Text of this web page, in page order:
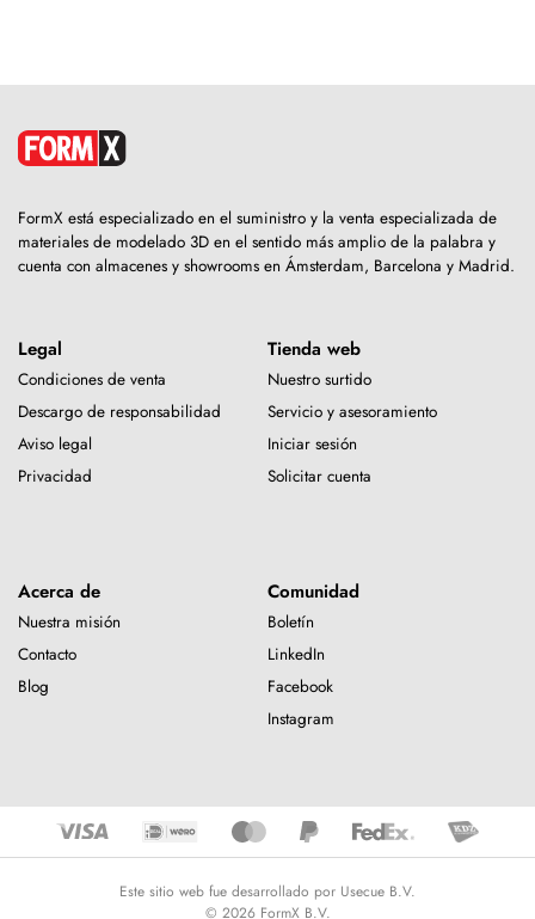
FormX está especializado en el suministro y la venta especializada de
materiales de modelado 3D en el sentido más amplio de la palabra y
cuenta con almacenes y showrooms en Ámsterdam, Barcelona y Madrid.
Legal
Condiciones de venta
Descargo de responsabilidad
Aviso legal
Privacidad
Tienda web
Nuestro surtido
Servicio y asesoramiento
Iniciar sesión
Solicitar cuenta
Acerca de
Nuestra misión
Contacto
Blog
Comunidad
Boletín
LinkedIn
Facebook
Instagram
Este sitio web fue desarrollado por Usecue B.V.
© 2026 FormX B.V.